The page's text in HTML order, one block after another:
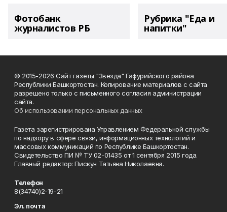
Фотобанк
журналистов РБ
Рубрика "Еда и
напитки"
© 2015-2026 Сайт газеты "Звезда" Гафурийского района
Республики Башкортостан. Копирование материалов с сайта
разрешено только с письменного согласия администрации
сайта.
Об использовании персональных данных
Газета зарегистрирована Управлением Федеральной службы
по надзору в сфере связи, информационных технологий и
массовых коммуникаций по Республике Башкортостан.
Свидетельство ПИ № ТУ 02-01435 от 1 сентября 2015 года.
Главный редактор: Пискун Татьяна Николаевна.
Телефон
8(34740)2-19-21
Эл. почта